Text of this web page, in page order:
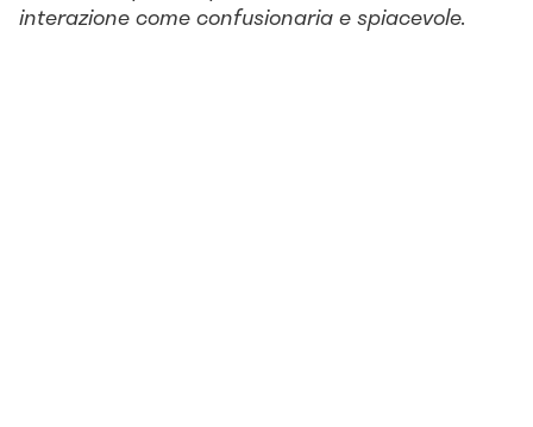
interazione come confusionaria e spiacevole.